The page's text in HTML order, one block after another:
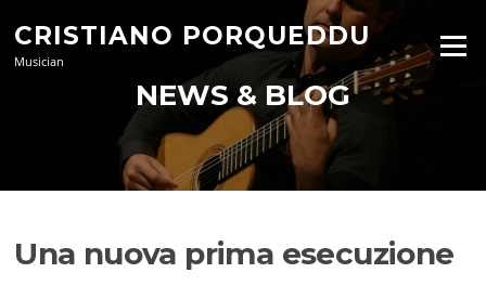
content
CRISTIANO PORQUEDDU
Musician
Menu
NEWS & BLOG
Una nuova prima esecuzione